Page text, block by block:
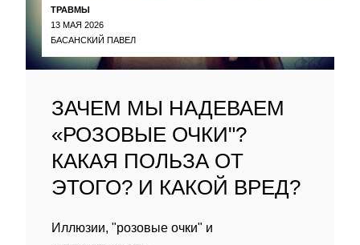
ТРАВМЫ
13 МАЯ 2026
БАСАНСКИЙ ПАВЕЛ
ЗАЧЕМ МЫ НАДЕВАЕМ
«РОЗОВЫЕ ОЧКИ"?
КАКАЯ ПОЛЬЗА ОТ
ЭТОГО? И КАКОЙ ВРЕД?
Иллюзии, "розовые очки" и